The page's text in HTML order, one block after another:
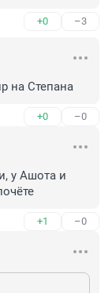
+0 –3
на Степана
+0 –0
у Ашота и
+1 –0